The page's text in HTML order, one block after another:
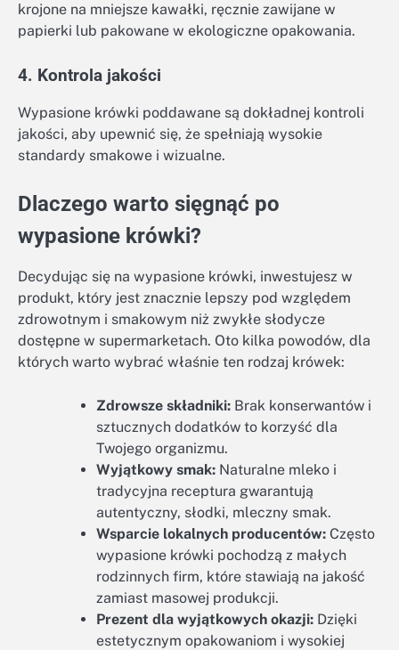
krojone na mniejsze kawałki, ręcznie zawijane w
papierki lub pakowane w ekologiczne opakowania.
4. Kontrola jakości
Wypasione krówki poddawane są dokładnej kontroli
jakości, aby upewnić się, że spełniają wysokie
standardy smakowe i wizualne.
Dlaczego warto sięgnąć po
wypasione krówki?
Decydując się na wypasione krówki, inwestujesz w
produkt, który jest znacznie lepszy pod względem
zdrowotnym i smakowym niż zwykłe słodycze
dostępne w supermarketach. Oto kilka powodów, dla
których warto wybrać właśnie ten rodzaj krówek:
Zdrowsze składniki: Brak konserwantów i
sztucznych dodatków to korzyść dla
Twojego organizmu.
Wyjątkowy smak: Naturalne mleko i
tradycyjna receptura gwarantują
autentyczny, słodki, mleczny smak.
Wsparcie lokalnych producentów: Często
wypasione krówki pochodzą z małych
rodzinnych firm, które stawiają na jakość
zamiast masowej produkcji.
Prezent dla wyjątkowych okazji: Dzięki
estetycznym opakowaniom i wysokiej